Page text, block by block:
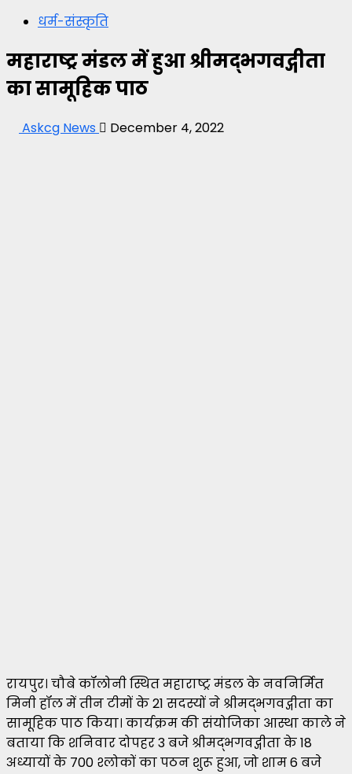
धर्म-संस्कृति
महाराष्ट्र मंडल में हुआ श्रीमद्भगवद्गीता
का सामूहिक पाठ
Askcg News December 4, 2022
रायपुर। चौबे कॉलोनी स्थित महाराष्ट्र मंडल के नवनिर्मित
मिनी हॉल में तीन टीमों के 21 सदस्यों ने श्रीमद्भगवद्गीता का
सामूहिक पाठ किया। कार्यक्रम की संयोजिका आस्था काले ने
बताया कि शनिवार दोपहर 3 बजे श्रीमद्भगवद्गीता के 18
अध्यायों के 700 श्लोकों का पठन शुरू हुआ, जो शाम 6 बजे